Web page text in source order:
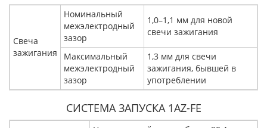
Свеча
зажигания
Номинальный
межэлектродный
зазор
1,0–1,1 мм для новой
свечи зажигания
Максимальный
межэлектродный
зазор
1,3 мм для свечи
зажигания, бывшей в
употреблении
СИСТЕМА ЗАПУСКА 1AZ-FE